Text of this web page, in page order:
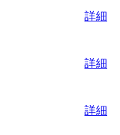
詳細
詳細
詳細